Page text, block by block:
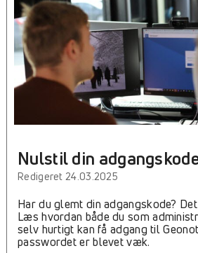
Nulstil din
brugere med det
Redigeret 24.03.2025
Har du glemt din adgangskode?
Læs hvordan både du som
selv hurtigt kan få adgang til
passwordet er blevet væk.